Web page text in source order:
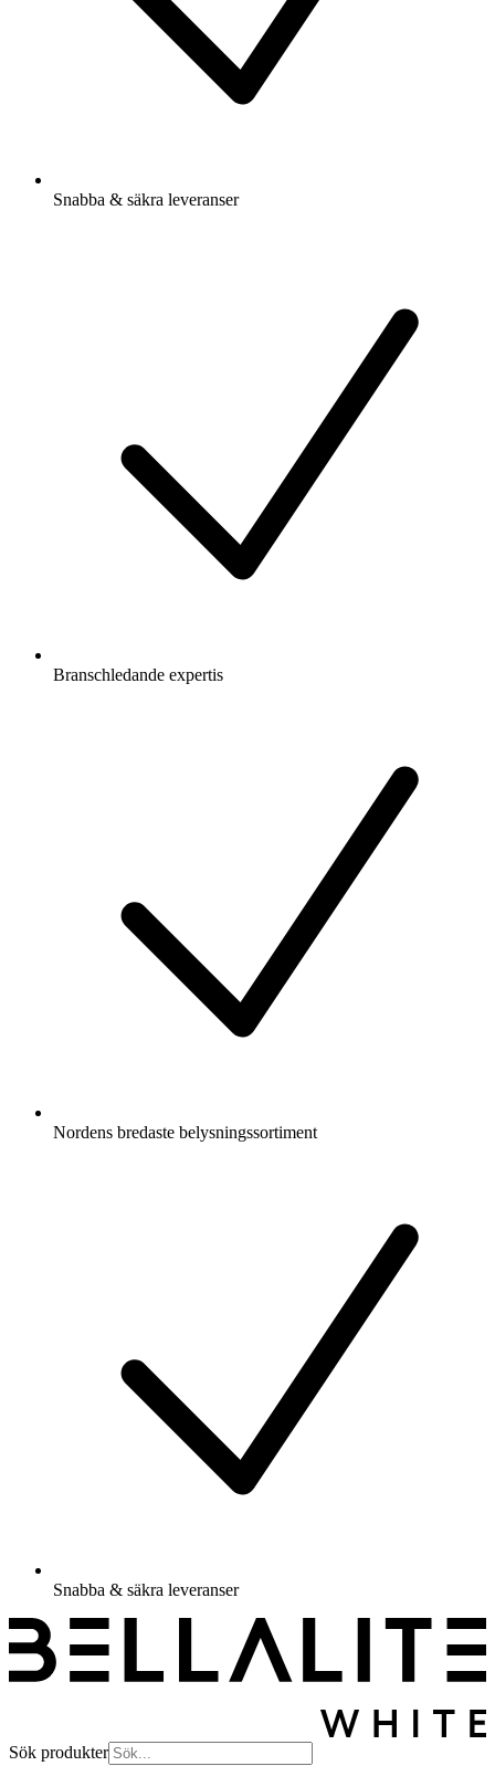
Snabba & säkra leveranser
Branschledande expertis
Nordens bredaste belysningssortiment
Snabba & säkra leveranser
Sök produkter